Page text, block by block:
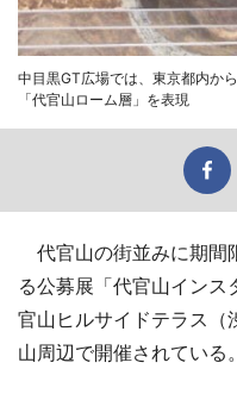
中目黒GT広場では、東京都内か
「代官山ローム層」を表現
代官山の街並みに期間
る公募展「代官山イン
官山ヒルサイドテラス（
山周辺で開催されている。